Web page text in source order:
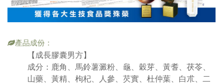
產品成份：
【成長膠囊男方】
成分：鹿角、馬鈴薯澱粉、龜、穀芽、黃耆、茯苓、
山藥、黃精、枸杞、人參、芡實、杜仲葉、白朮、二